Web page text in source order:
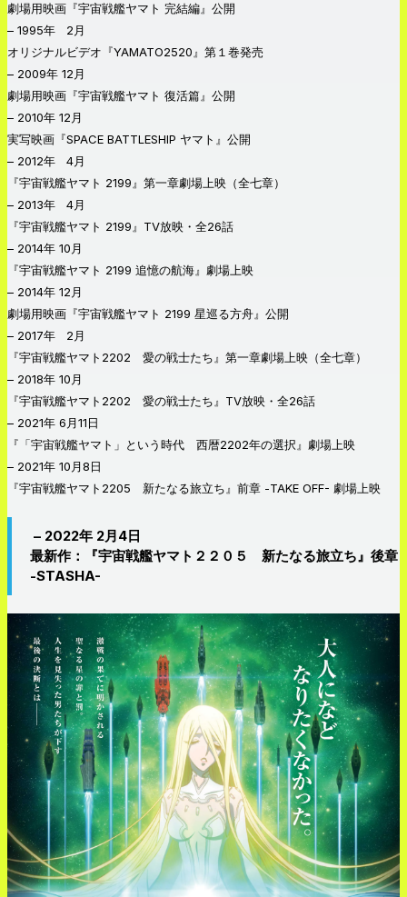
劇場用映画『宇宙戦艦ヤマト 完結編』公開
– 1995年 2月
オリジナルビデオ『YAMATO2520』第１巻発売
– 2009年 12月
劇場用映画『宇宙戦艦ヤマト 復活篇』公開
– 2010年 12月
実写映画『SPACE BATTLESHIP ヤマト』公開
– 2012年 4月
『宇宙戦艦ヤマト 2199』第一章劇場上映（全七章）
– 2013年 4月
『宇宙戦艦ヤマト 2199』TV放映・全26話
– 2014年 10月
『宇宙戦艦ヤマト 2199 追憶の航海』劇場上映
– 2014年 12月
劇場用映画『宇宙戦艦ヤマト 2199 星巡る方舟』公開
– 2017年 2月
『宇宙戦艦ヤマト2202 愛の戦士たち』第一章劇場上映（全七章）
– 2018年 10月
『宇宙戦艦ヤマト2202 愛の戦士たち』TV放映・全26話
– 2021年 6月11日
『「宇宙戦艦ヤマト」という時代 西暦2202年の選択』劇場上映
– 2021年 10月8日
『宇宙戦艦ヤマト2205 新たなる旅立ち』前章 -TAKE OFF- 劇場上映
– 2022年 2月4日
最新作：『宇宙戦艦ヤマト２２０５ 新たなる旅立ち』後章
-STASHA-